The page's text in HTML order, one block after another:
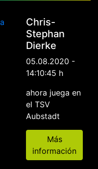
Chris-
Stephan
Dierke
05.08.2020 -
14:10:45 h
ahora juega en
el TSV
Aubstadt
Más
información